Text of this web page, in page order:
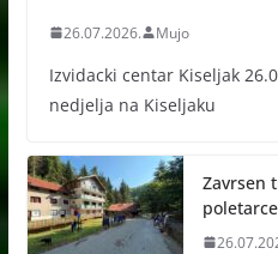
26.07.2026. Mujo
Izvidacki centar Kiseljak
nedjelja na Kiseljaku
Zavrsen